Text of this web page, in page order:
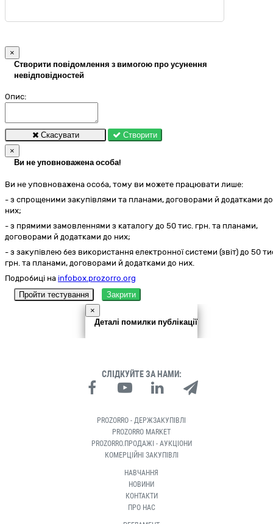
×
Створити повідомлення з вимогою про усунення
невідповідностей
Опис:
Скасувати
Створити
×
Ви не уповноважена особа!
Ви не уповноважена особа, тому ви можете працювати лише:
- з спрощеними закупівлями та планами, договорами й додатками до
них;
- з прямими замовленнями з каталогу до 50 тис. грн. та планами,
договорами й додатками до них;
- з закупівлею без використання електронної системи (звіт) до 50
грн. та планами, договорами й додатками до них.
Подробиці на infobox.prozorro.org
Пройти тестування
Закрити
×
Деталі помилки публікації
СЛІДКУЙТЕ ЗА НАМИ:
PROZORRO - ДЕРЖЗАКУПІВЛІ
PROZORRO MARKET
PROZORRO.ПРОДАЖІ - АУКЦІОНИ
КОМЕРЦІЙНІ ЗАКУПІВЛІ
НАВЧАННЯ
НОВИНИ
КОНТАКТИ
ПРО НАС